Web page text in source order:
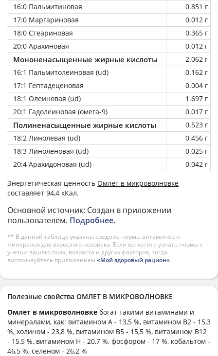
16:0 Пальмитиновая
0.851 г
17:0 Маргариновая
0.012 г
18:0 Стеариновая
0.365 г
20:0 Арахиновая
0.012 г
Мононенасыщенные жирные кислоты
2.062 г
16:1 Пальмитолеиновая (ud)
0.162 г
17:1 Гептадеценовая
0.004 г
18:1 Олеиновая (ud)
1.697 г
20:1 Гадолеиновая (омега-9)
0.017 г
Полиненасыщенные жирные кислоты
0.523 г
18:2 Линолевая (ud)
0.456 г
18:3 Линоленовая (ud)
0.025 г
20:4 Арахидоновая (ud)
0.042 г
Энергетическая ценность Омлет в микроволновке
составляет 94,4 кКал.
Основной источник: Создан в приложении
пользователем. Подробнее.
** В данной таблице указаны средние нормы витаминов и
минералов для взрослого человека. Если вы хотите узнать нормы с
учетом вашего пола, возраста и других факторов, тогда
воспользуйтесь приложением «Мой здоровый рацион».
Полезные свойства ОМЛЕТ В МИКРОВОЛНОВКЕ
Омлет в микроволновке богат такими витаминами и
минералами, как: витамином А - 13,5 %, витамином B2 - 15,3
%, холином - 23,8 %, витамином B5 - 15,5 %, витамином B12
- 15,5 %, витамином H - 20,7 %, фосфором - 17 %, кобальтом -
46,5 %, селеном - 26,2 %